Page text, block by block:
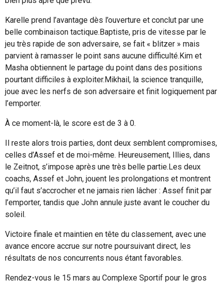
Karelle prend l’avantage dès l’ouverture et conclut par une
belle combinaison tactique.Baptiste, pris de vitesse par le
jeu très rapide de son adversaire, se fait « blitzer » mais
parvient à ramasser le point sans aucune difficulté.Kim et
Masha obtiennent le partage du point dans des positions
pourtant difficiles à exploiter.Mikhail, la science tranquille,
joue avec les nerfs de son adversaire et finit logiquement par
l’emporter.
À ce moment-là, le score est de 3 à 0.
Il reste alors trois parties, dont deux semblent compromises,
celles d’Assef et de moi-même. Heureusement, Illies, dans
le Zeitnot, s’impose après une très belle partie.Les deux
coachs, Assef et John, jouent les prolongations et montrent
qu’il faut s’accrocher et ne jamais rien lâcher : Assef finit par
l’emporter, tandis que John annule juste avant le coucher du
soleil.
Victoire finale et maintien en tête du classement, avec une
avance encore accrue sur notre poursuivant direct, les
résultats de nos concurrents nous étant favorables.
Rendez-vous le 15 mars au Complexe Sportif pour le gros